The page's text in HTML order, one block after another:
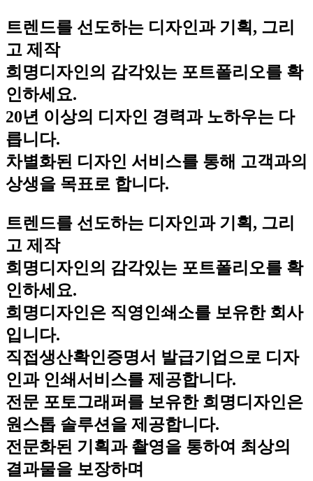
트렌드를 선도하는 디자인과 기획, 그리
고 제작
희명디자인의 감각있는 포트폴리오를 확
인하세요.
20년 이상의 디자인 경력과 노하우는 다
릅니다.
차별화된 디자인 서비스를 통해 고객과의
상생을 목표로 합니다.
트렌드를 선도하는 디자인과 기획, 그리
고 제작
희명디자인의 감각있는 포트폴리오를 확
인하세요.
희명디자인은 직영인쇄소를 보유한 회사
입니다.
직접생산확인증명서 발급기업으로 디자
인과 인쇄서비스를 제공합니다.
전문 포토그래퍼를 보유한 희명디자인은
원스톱 솔루션을 제공합니다.
전문화된 기획과 촬영을 통하여 최상의
결과물을 보장하며